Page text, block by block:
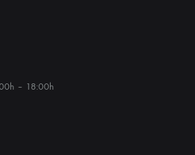
– 18:00h